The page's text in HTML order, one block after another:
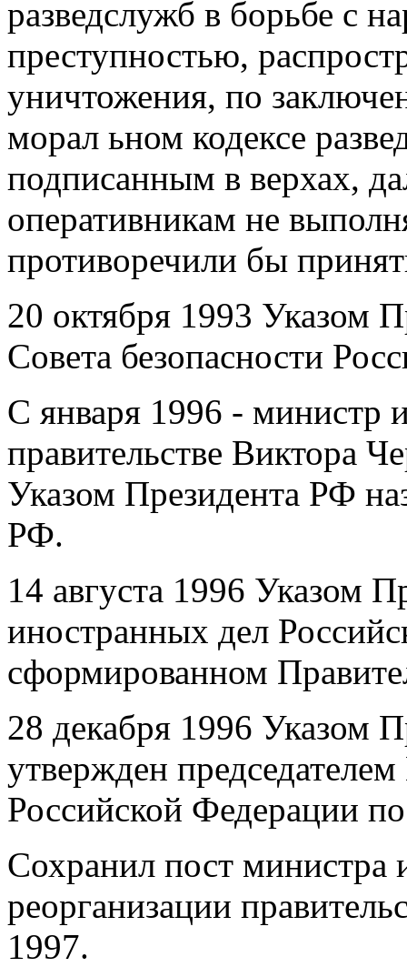
разведслужб в борьбе с
преступностью,
уничтожения, по
морал ьном кодексе
подписанным в верхах,
оперативникам не
противоречили бы
20 октября 1993 Указом
Совета безопасности
С января 1996 - министр
правительстве Виктора
Указом Президента РФ
РФ.
14 августа 1996 Указом
иностранных дел
сформированном
28 декабря 1996 Указом
утвержден
Российской Федерации
Сохранил пост министра
реорганизации
1997.